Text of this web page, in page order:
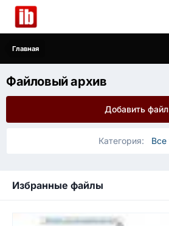
Главная
Файловый архив
Добавить файл
Категория: Все
Избранные файлы